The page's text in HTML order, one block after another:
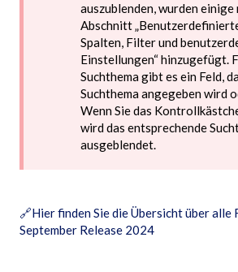
auszublenden, wurden einige
Abschnitt
Spalten, Filter und
Einstellungen“ hinzugefügt.
Suchthema gibt es ein Feld,
Suchthema angegeben wird
Wenn Sie das
wird das entsprechende
ausgeblendet.
🔗Hier finden Sie die Übersicht über alle
September Release 2024